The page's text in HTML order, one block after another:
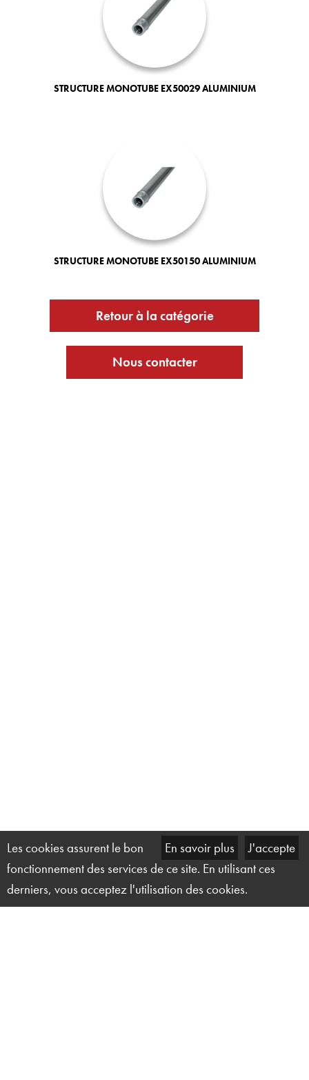
STRUCTURE MONOTUBE EX50029 ALUMINIUM
STRUCTURE MONOTUBE EX50150 ALUMINIUM
Retour à la catégorie
Nous contacter
En savoir plus J'accepte
Les cookies assurent le bon
fonctionnement des services de ce site. En utilisant ces
derniers, vous acceptez l'utilisation des cookies.